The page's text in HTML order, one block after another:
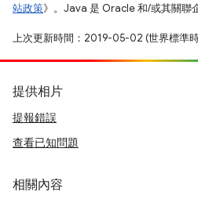
站政策》。Java 是 Oracle 和/或其關聯
上次更新時間：2019-05-02 (世界標準時
提供相片
提報錯誤
查看已知問題
相關內容